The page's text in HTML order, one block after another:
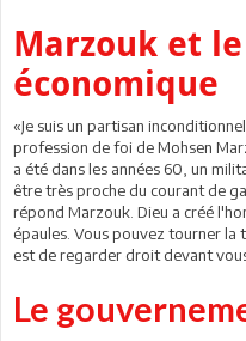
Marzouk et
économique
«Je suis un partisan
profession de foi de Mohsen
a été dans les années 60, un
être très proche du courant de
répond Marzouk. Dieu a créé
épaules. Vous pouvez tourner la
est de regarder droit devant
Le